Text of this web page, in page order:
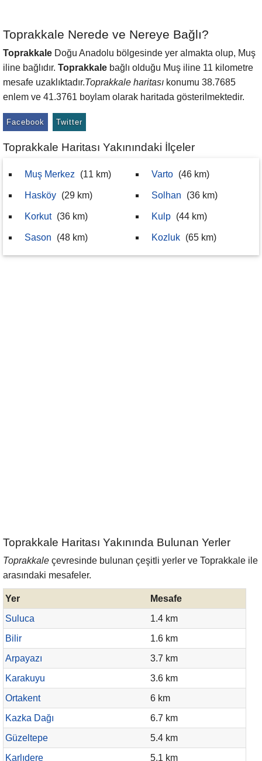
Toprakkale Nerede ve Nereye Bağlı?
Toprakkale Doğu Anadolu bölgesinde yer almakta olup, Muş
iline bağlıdır. Toprakkale bağlı olduğu Muş iline 11 kilometre
mesafe uzaklıktadır.Toprakkale haritası konumu 38.7685
enlem ve 41.3761 boylam olarak haritada gösterilmektedir.
Facebook Twitter
Toprakkale Haritası Yakınındaki İlçeler
Muş Merkez (11 km)
Hasköy (29 km)
Korkut (36 km)
Sason (48 km)
Varto (46 km)
Solhan (36 km)
Kulp (44 km)
Kozluk (65 km)
Toprakkale Haritası Yakınında Bulunan Yerler
Toprakkale çevresinde bulunan çeşitli yerler ve Toprakkale ile
arasındaki mesafeler.
Yer
Mesafe
Suluca
1.4 km
Bilir
1.6 km
Arpayazı
3.7 km
Karakuyu
3.6 km
Ortakent
6 km
Kazka Dağı
6.7 km
Güzeltepe
5.4 km
Karlıdere
5.1 km